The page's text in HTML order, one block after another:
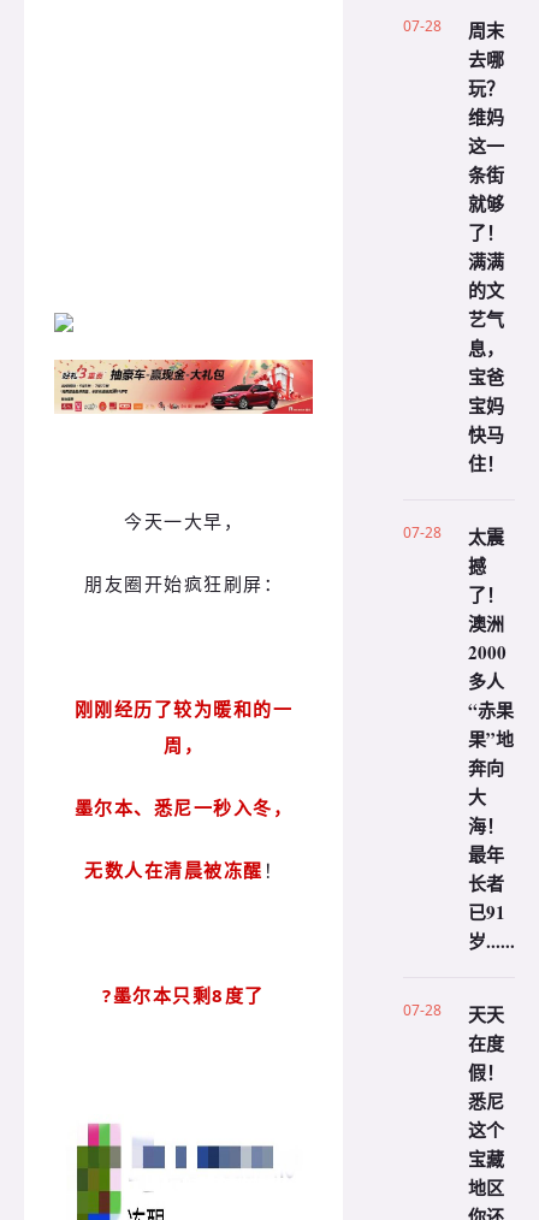
今天一大早，
朋友圈开始疯狂刷屏：
刚刚经历了较为暖和的一
周，
墨尔本、悉尼一秒入冬，
无数人在清晨被冻醒 ！
?墨尔本只剩8度了
07-28
周末
去哪
玩？
维妈
这一
条街
就够
了！
满满
的文
艺气
息，
宝爸
宝妈
快马
住！
07-28
太震
撼
了！
澳洲
2000
多人
“赤果
果”地
奔向
大
海！
最年
长者
已91
岁......
07-28
天天
在度
假！
悉尼
这个
宝藏
地区